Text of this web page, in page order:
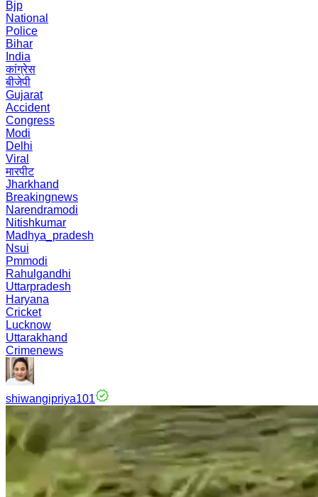
Bjp
National
Police
Bihar
India
कांग्रेस
बीजेपी
Gujarat
Accident
Congress
Modi
Delhi
Viral
मारपीट
Jharkhand
Breakingnews
Narendramodi
Nitishkumar
Madhya_pradesh
Nsui
Pmmodi
Rahulgandhi
Uttarpradesh
Haryana
Cricket
Lucknow
Uttarakhand
Crimenews
shiwangipriya101